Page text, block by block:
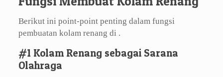
Berikut ini point-point penting dalam fungsi
pembuatan kolam renang di .
#1 Kolam Renang sebagai Sarana
Olahraga